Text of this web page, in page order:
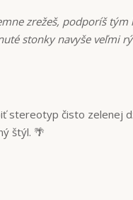
zrežeš, podporíš tým
stonky navyše veľmi
stereotyp čisto zelenej
štýl. 🌴